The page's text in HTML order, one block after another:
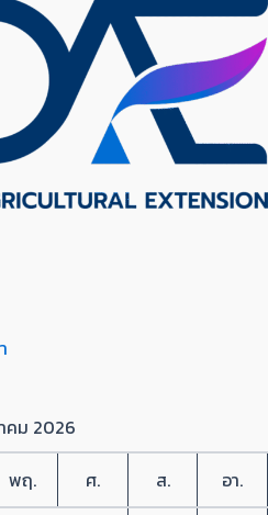
คม 2026
พฤ. ศ. ส.
อา.